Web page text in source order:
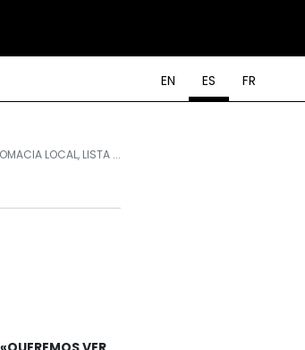
EN ES FR
LOCAL, LISTA ...